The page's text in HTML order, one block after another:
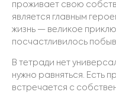
проживает свою
является главным
жизнь — великое
посчастливилось
В тетради нет
нужно равняться. Есть
встречается с